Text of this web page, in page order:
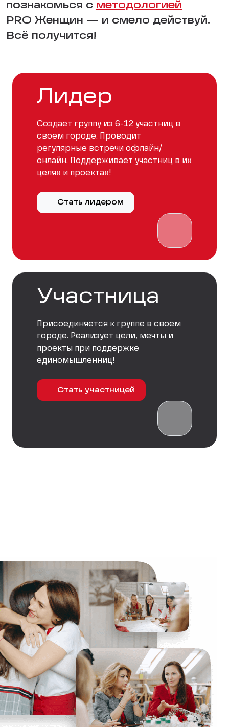
познакомься с методологией
PRO Женщин — и смело действуй.
Всё получится!
Лидер
Создает группу из 6-12 участниц в
своем городе. Проводит
регулярные встречи офлайн/
онлайн. Поддерживает участниц в их
целях и проектах!
Стать лидером
Участница
Присоединяется к группе в своем
городе. Реализует цели, мечты и
проекты при поддержке
единомышленниц!
Стать участницей